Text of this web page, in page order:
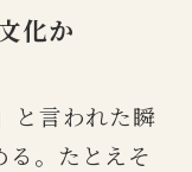
化か
と言われた瞬
る。たとえそ